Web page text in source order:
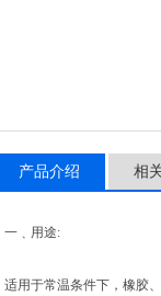
产品介绍 相
一﹑用途:
适用于常温条件下，橡胶